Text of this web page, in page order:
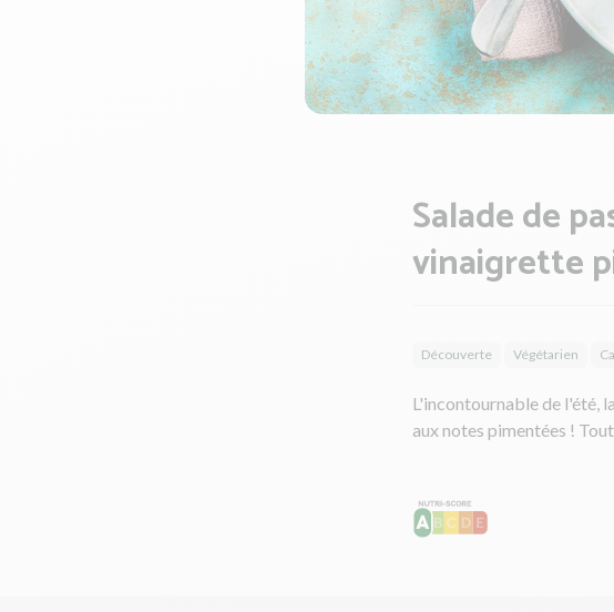
Salade de
vinaigrette
Découverte Végétarien
L'incontournable de l'été,
aux notes pimentées !